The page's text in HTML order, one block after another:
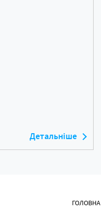
Детальніше
ГОЛОВНА